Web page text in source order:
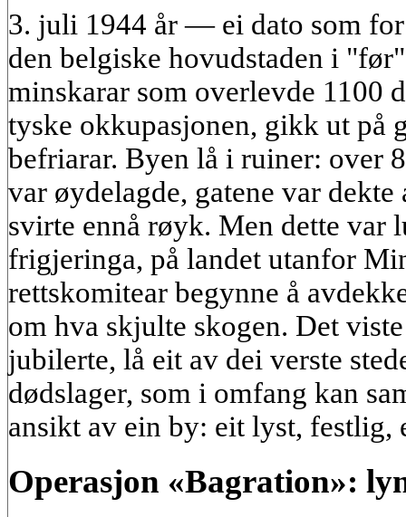
3. juli 1944 år — ei dato som
den belgiske hovudstaden i
minskarar som overlevde 1100
tyske okkupasjonen, gikk ut på
befriarar. Byen lå i ruiner: over
var øydelagde, gatene var
svirte ennå røyk. Men dette var
frigjeringa, på landet utanfor
rettskomitear begynne å
om hva skjulte skogen. Det
jubilerte, lå eit av dei verste
dødslager, som i omfang kan
ansikt av ein by: eit lyst,
Operasjon «Bagration»: